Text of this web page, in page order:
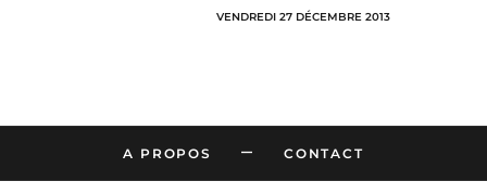
VENDREDI 27 DÉCEMBRE 2013
A PROPOS – CONTACT